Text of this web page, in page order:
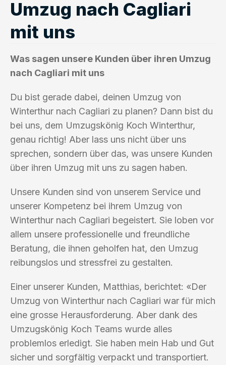
Umzug nach Cagliari
mit uns
Was sagen unsere Kunden über ihren Umzug
nach Cagliari mit uns
Du bist gerade dabei, deinen Umzug von
Winterthur nach Cagliari zu planen? Dann bist du
bei uns, dem Umzugskönig Koch Winterthur,
genau richtig! Aber lass uns nicht über uns
sprechen, sondern über das, was unsere Kunden
über ihren Umzug mit uns zu sagen haben.
Unsere Kunden sind von unserem Service und
unserer Kompetenz bei ihrem Umzug von
Winterthur nach Cagliari begeistert. Sie loben vor
allem unsere professionelle und freundliche
Beratung, die ihnen geholfen hat, den Umzug
reibungslos und stressfrei zu gestalten.
Einer unserer Kunden, Matthias, berichtet: «Der
Umzug von Winterthur nach Cagliari war für mich
eine grosse Herausforderung. Aber dank des
Umzugskönig Koch Teams wurde alles
problemlos erledigt. Sie haben mein Hab und Gut
sicher und sorgfältig verpackt und transportiert.